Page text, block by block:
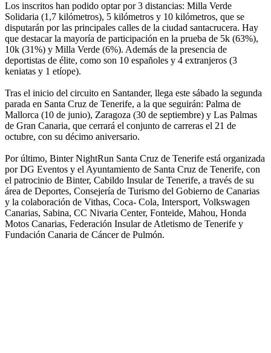
Los inscritos han podido optar por 3 distancias: Milla Verde
Solidaria (1,7 kilómetros), 5 kilómetros y 10 kilómetros, que se
disputarán por las principales calles de la ciudad santacrucera. Hay
que destacar la mayoría de participación en la prueba de 5k (63%),
10k (31%) y Milla Verde (6%). Además de la presencia de
deportistas de élite, como son 10 españoles y 4 extranjeros (3
keniatas y 1 etíope).
Tras el inicio del circuito en Santander, llega este sábado la segunda
parada en Santa Cruz de Tenerife, a la que seguirán: Palma de
Mallorca (10 de junio), Zaragoza (30 de septiembre) y Las Palmas
de Gran Canaria, que cerrará el conjunto de carreras el 21 de
octubre, con su décimo aniversario.
Por último, Binter NightRun Santa Cruz de Tenerife está organizada
por DG Eventos y el Ayuntamiento de Santa Cruz de Tenerife, con
el patrocinio de Binter, Cabildo Insular de Tenerife, a través de su
área de Deportes, Consejería de Turismo del Gobierno de Canarias
y la colaboración de Vithas, Coca- Cola, Intersport, Volkswagen
Canarias, Sabina, CC Nivaria Center, Fonteide, Mahou, Honda
Motos Canarias, Federación Insular de Atletismo de Tenerife y
Fundación Canaria de Cáncer de Pulmón.